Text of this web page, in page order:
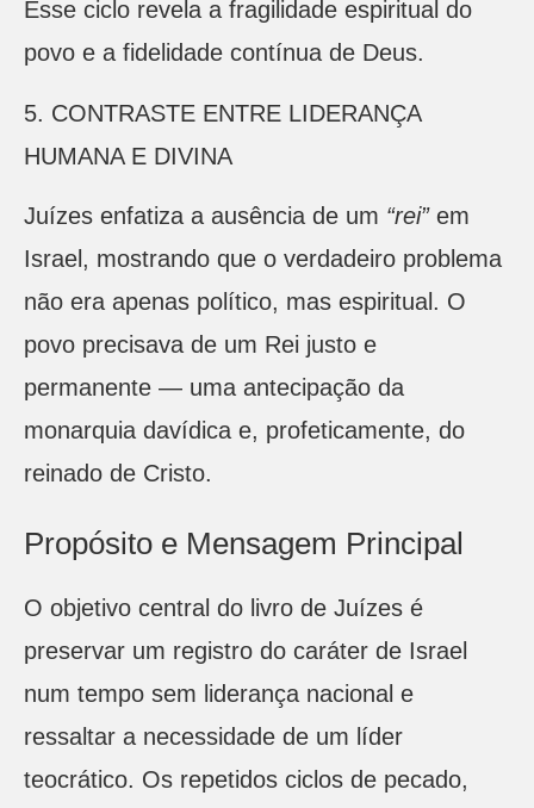
Esse ciclo revela a fragilidade espiritual do
povo e a fidelidade contínua de Deus.
5. CONTRASTE ENTRE LIDERANÇA
HUMANA E DIVINA
Juízes enfatiza a ausência de um “rei”em
Israel, mostrando que o verdadeiro problema
não era apenas político, mas espiritual. O
povo precisava de um Rei justo e
permanente — uma antecipação da
monarquia davídica e, profeticamente, do
reinado de Cristo.
Propósito e Mensagem Principal
O objetivo central do livro de Juízes é
preservar um registro do caráter de Israel
num tempo sem liderança nacional e
ressaltar a necessidade de um líder
teocrático. Os repetidos ciclos de pecado,